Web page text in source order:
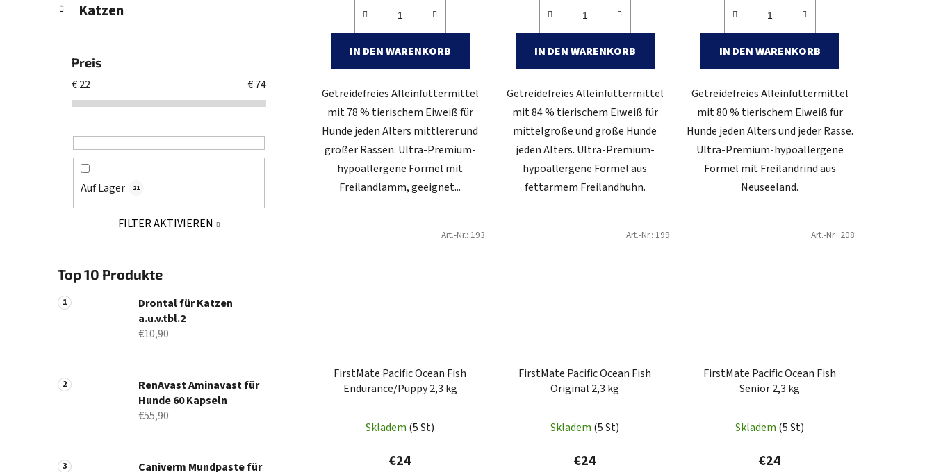
Katzen
Preis
€22 €74
Auf Lager 21
FILTER AKTIVIEREN
Top 10 Produkte
Drontal für Katzen
a.u.v.tbl.2
€10,90
RenAvast Aminavast für
Hunde 60 Kapseln
€55,90
Caniverm Mundpaste für
IN DEN WARENKORB
Getreidefreies Alleinfuttermittel
mit 78 % tierischem Eiweiß für
Hunde jeden Alters mittlerer und
großer Rassen. Ultra-Premium-
hypoallergene Formel mit
Freilandlamm, geeignet...
IN DEN WARENKORB
Getreidefreies Alleinfuttermittel
mit 84 % tierischem Eiweiß für
mittelgroße und große Hunde
jeden Alters. Ultra-Premium-
hypoallergene Formel aus
fettarmem Freilandhuhn.
IN DEN WARENKORB
Getreidefreies Alleinfuttermittel
mit 80 % tierischem Eiweiß für
Hunde jeden Alters und jeder Rasse.
Ultra-Premium-hypoallergene
Formel mit Freilandrind aus
Neuseeland.
FirstMate Pacific Ocean Fish
Endurance/Puppy 2,3 kg
Skladem (5 St)
€24
Art.-Nr.: 193
FirstMate Pacific Ocean Fish
Original 2,3 kg
Skladem (5 St)
€24
Art.-Nr.: 199
FirstMate Pacific Ocean Fish
Senior 2,3 kg
Skladem (5 St)
€24
Art.-Nr.: 208